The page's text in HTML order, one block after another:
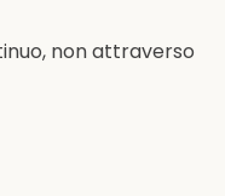
non attraverso